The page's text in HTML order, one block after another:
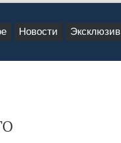
Новости Эксклюзив